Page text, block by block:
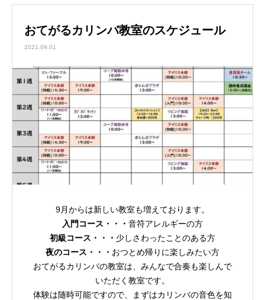
おてがるカリンバ教室のスケジュール
2021.09.01
9月からは新しい教室も増えております。
入門コース・・・ 音符アレルギーの方
初級コース・・・ 少しさわったことのある方
夜のコース・・・ おつとめ帰りに楽しみたい方
おてがるカリンバの教室は、みんなで合奏も楽しんで
いただく教室です。
体験は随時可能ですので、まずはカリンバの音色を知